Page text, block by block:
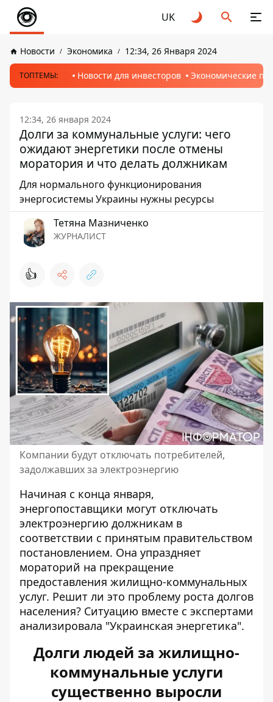
UK
Новости Экономика 12:34, 26 Января 2024
ТОПТЕМЫ: Новости для инвесторов Экономические
12:34, 26 января 2024
Долги за коммунальные услуги: чего
ожидают энергетики после отмены
моратория и что делать должникам
Для нормального функционирования
энергосистемы Украины нужны ресурсы
Тетяна Мазниченко
ЖУРНАЛИСТ
👍
Компании будут отключать потребителей,
задолжавших за электроэнергию
Начиная с конца января,
энергопоставщики могут отключать
электроэнергию должникам в
соответствии с принятым правительством
постановлением. Она упраздняет
мораторий на прекращение
предоставления жилищно-коммунальных
услуг. Решит ли это проблему роста долгов
населения? Ситуацию вместе с экспертами
анализировала "Украинская энергетика".
Долги людей за жилищно-
коммунальные услуги
существенно выросли